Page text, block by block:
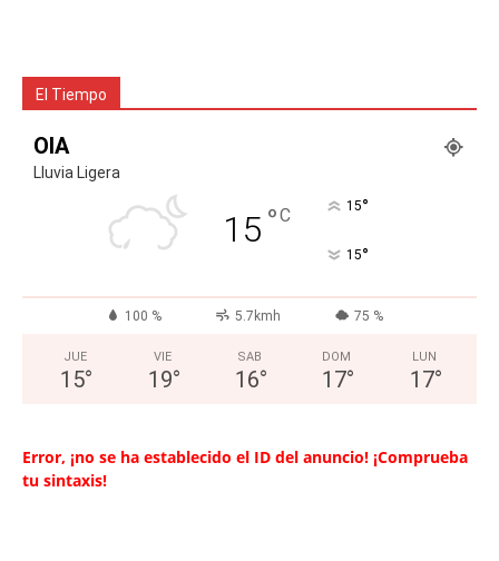
El Tiempo
OIA
Lluvia Ligera
15 °C 15°
15°
100 % 5.7kmh 75 %
JUE
15°
VIE
19°
SAB
16°
DOM
17°
LUN
17°
Error, ¡no se ha establecido el ID del anuncio! ¡Comprueba
tu sintaxis!